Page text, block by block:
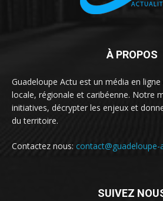
À PROPOS
Guadeloupe Actu est un média en ligne
locale, régionale et caribéenne. Notre
initiatives, décrypter les enjeux et
du territoire.
Contactez nous: contact@guadeloupe-
SUIVEZ